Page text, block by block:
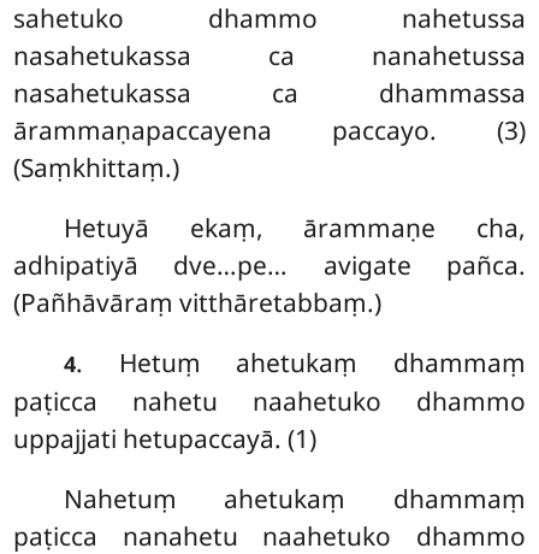
sahetuko dhammo nahetussa
nasahetukassa ca nanahetussa
nasahetukassa ca dhammassa
ārammaṇapaccayena paccayo. (3)
(Saṃkhittaṃ.)
Hetuyā ekaṃ, ārammaṇe cha,
adhipatiyā dve…pe… avigate pañca.
(Pañhāvāraṃ vitthāretabbaṃ.)
4. Hetuṃ ahetukaṃ dhammaṃ
paṭicca nahetu naahetuko dhammo
uppajjati hetupaccayā. (1)
Nahetuṃ ahetukaṃ dhammaṃ
paṭicca nanahetu naahetuko dhammo